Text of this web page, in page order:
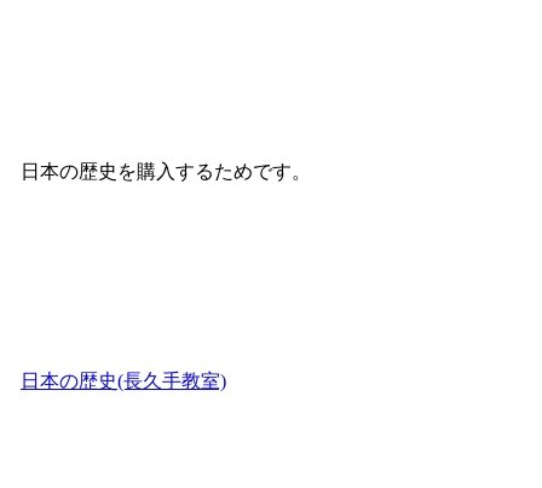
日本の歴史を購入するためです。
日本の歴史(長久手教室)